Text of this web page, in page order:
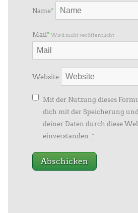
Name*
Mail* Wird nicht veröffentlicht
Website
Mit der Nutzung dieses
dich mit der Speicherung
deiner Daten durch diese
einverstanden. *